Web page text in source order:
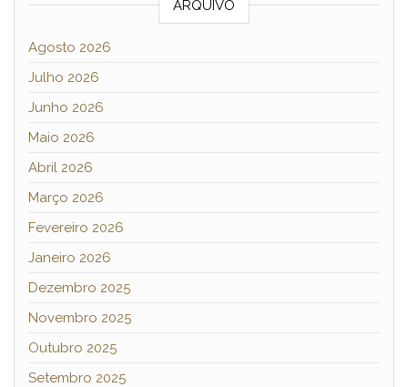
ARQUIVO
Agosto 2026
Julho 2026
Junho 2026
Maio 2026
Abril 2026
Março 2026
Fevereiro 2026
Janeiro 2026
Dezembro 2025
Novembro 2025
Outubro 2025
Setembro 2025